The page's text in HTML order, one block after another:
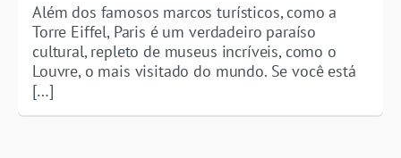
Além dos famosos marcos turísticos, como a
Torre Eiffel, Paris é um verdadeiro paraíso
cultural, repleto de museus incríveis, como o
Louvre, o mais visitado do mundo. Se você está
[…]